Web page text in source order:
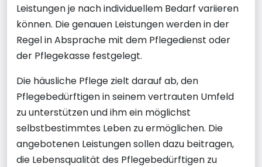
Leistungen je nach individuellem Bedarf variieren
können. Die genauen Leistungen werden in der
Regel in Absprache mit dem Pflegedienst oder
der Pflegekasse festgelegt.
Die häusliche Pflege zielt darauf ab, den
Pflegebedürftigen in seinem vertrauten Umfeld
zu unterstützen und ihm ein möglichst
selbstbestimmtes Leben zu ermöglichen. Die
angebotenen Leistungen sollen dazu beitragen,
die Lebensqualität des Pflegebedürftigen zu